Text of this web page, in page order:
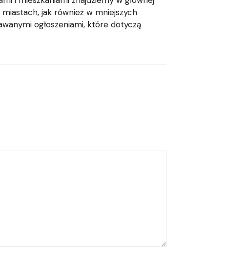
jak również w mniejszych
ogłoszeniami, które dotyczą